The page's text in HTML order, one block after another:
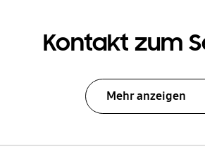
Kontakt zum
Mehr anzeigen